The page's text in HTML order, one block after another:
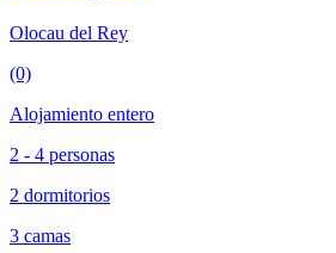
Olocau del Rey
(0)
Alojamiento entero
2 - 4 personas
2 dormitorios
3 camas